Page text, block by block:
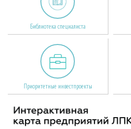
Библиотека специалиста
Приоритетные инвестпроекты